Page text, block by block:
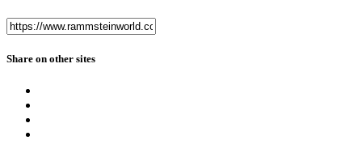
Share on other sites